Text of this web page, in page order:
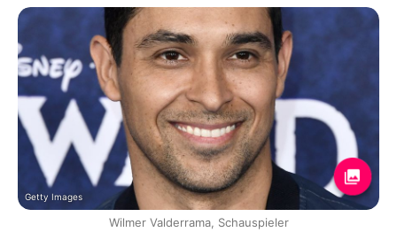
Getty Images
Wilmer Valderrama, Schauspieler